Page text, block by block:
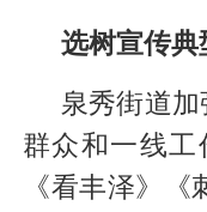
选树宣传典
泉秀街道
群众和一线
《看丰泽》